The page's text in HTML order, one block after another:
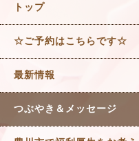
トップ
☆ご予約はこちらです☆
最新情報
つぶやき＆メッセージ